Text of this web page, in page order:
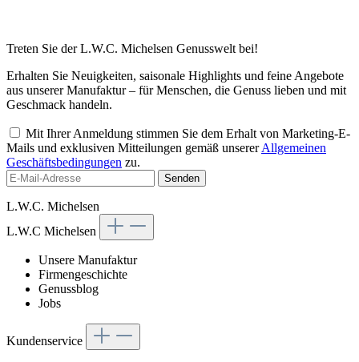
Treten Sie der L.W.C. Michelsen Genusswelt bei!
Erhalten Sie Neuigkeiten, saisonale Highlights und feine Angebote
aus unserer Manufaktur – für Menschen, die Genuss lieben und mit
Geschmack handeln.
Mit Ihrer Anmeldung stimmen Sie dem Erhalt von Marketing-E-
Mails und exklusiven Mitteilungen gemäß unsererAllgemeinen
Geschäftsbedingungen zu.
Senden
L.W.C. Michelsen
L.W.C Michelsen
Unsere Manufaktur
Firmengeschichte
Genussblog
Jobs
Kundenservice